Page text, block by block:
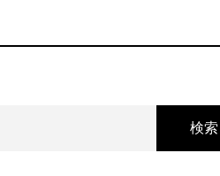
検索